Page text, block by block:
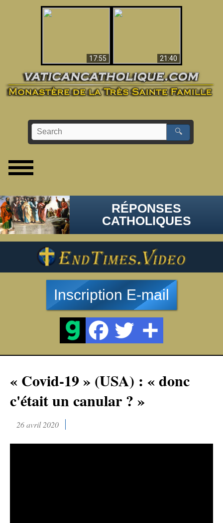
17:55
21:40
🔍
RÉPONSES
CATHOLIQUES
Inscription E-mail
« Covid-19 » (USA) : « donc
c'était un canular ? »
26 avril 2020